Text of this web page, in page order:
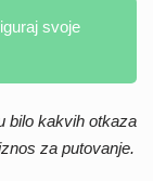
svoje
bilo kakvih otkaza
za putovanje.